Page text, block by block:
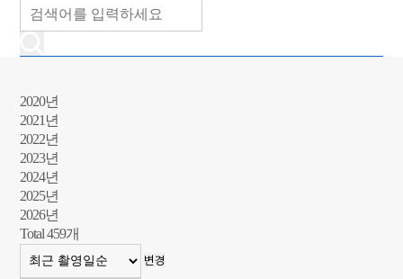
2020년
2021년
2022년
2023년
2024년
2025년
2026년
Total459개
변경